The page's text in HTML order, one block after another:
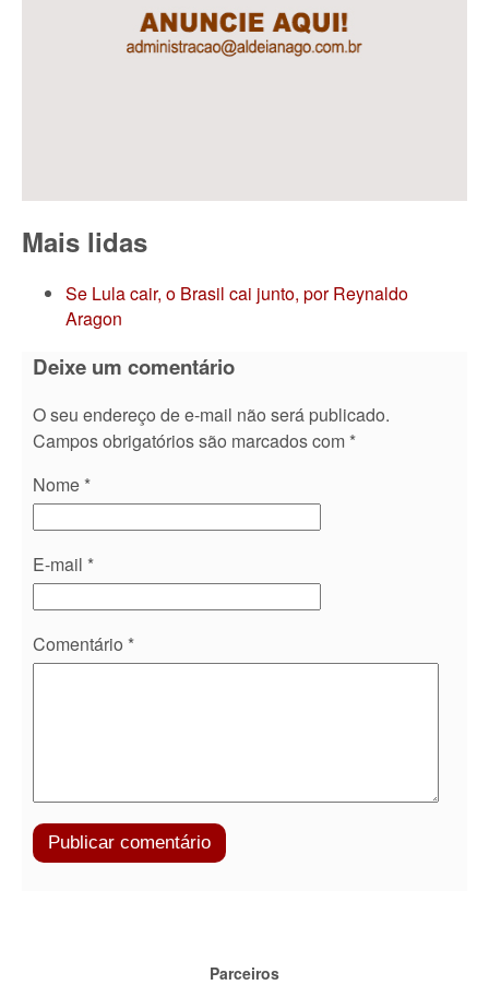
Mais lidas
Se Lula cair, o Brasil cai junto, por Reynaldo
Aragon
Deixe um comentário
O seu endereço de e-mail não será publicado.
Campos obrigatórios são marcados com *
Nome *
E-mail *
Comentário *
Parceiros